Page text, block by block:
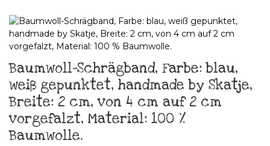
Baumwoll-Schrägband, Farbe: blau,
weiß gepunktet, handmade by Skatje,
Breite: 2 cm, von 4 cm auf 2 cm
vorgefalzt, Material: 100 %
Baumwolle.